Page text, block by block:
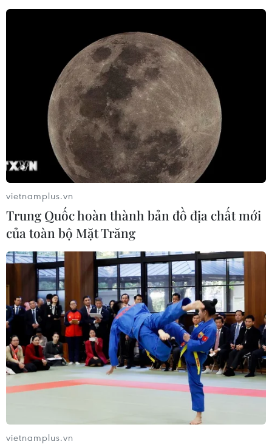
vietnamplus.vn
Trung Quốc hoàn thành bản đồ địa chất mới
của toàn bộ Mặt Trăng
vietnamplus.vn